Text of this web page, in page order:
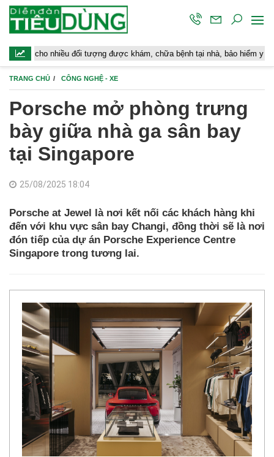
đối tượng được khám, chữa bệnh tại nhà, bảo hiểm y tế chi trả
TRANG CHỦ CÔNG NGHỆ - XE
Porsche mở phòng trưng
bày giữa nhà ga sân bay
tại Singapore
25/08/2025 18:04
Porsche at Jewel là nơi kết nối các khách hàng khi
đến với khu vực sân bay Changi, đồng thời sẽ là nơi
đón tiếp của dự án Porsche Experience Centre
Singapore trong tương lai.